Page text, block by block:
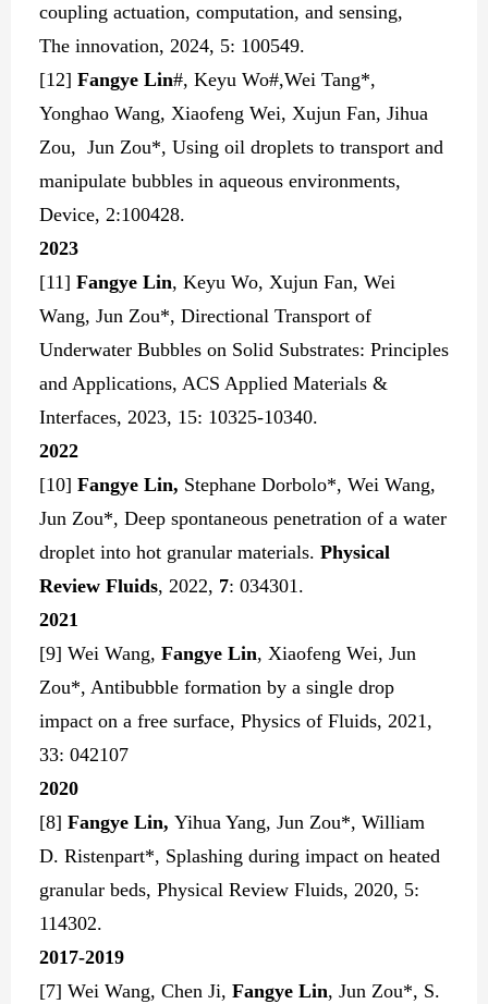
coupling actuation, computation, and sensing,
The innovation, 2024, 5: 100549.
[12] Fangye Lin#, Keyu Wo#,Wei Tang*,
Yonghao Wang, Xiaofeng Wei, Xujun Fan, Jihua
Zou, Jun Zou*, Using oil droplets to transport and
manipulate bubbles in aqueous environments,
Device, 2:100428.
2023
[11] Fangye Lin, Keyu Wo, Xujun Fan, Wei
Wang, Jun Zou*, Directional Transport of
Underwater Bubbles on Solid Substrates: Principles
and Applications, ACS Applied Materials &
Interfaces, 2023, 15: 10325-10340.
2022
[10] Fangye Lin, Stephane Dorbolo*, Wei Wang,
Jun Zou*, Deep spontaneous penetration of a water
droplet into hot granular materials. Physical
Review Fluids, 2022, 7: 034301.
2021
[9] Wei Wang, Fangye Lin, Xiaofeng Wei, Jun
Zou*, Antibubble formation by a single drop
impact on a free surface, Physics of Fluids, 2021,
33: 042107
2020
[8] Fangye Lin, Yihua Yang, Jun Zou*, William
D. Ristenpart*, Splashing during impact on heated
granular beds, Physical Review Fluids, 2020, 5:
114302.
2017-2019
[7] Wei Wang, Chen Ji, Fangye Lin, Jun Zou*, S.